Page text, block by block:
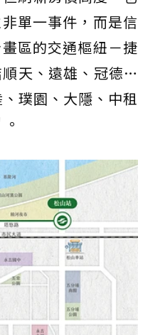
單一事件，而是信
區的交通樞紐－捷
順天、遠雄、冠德…
璞園、大隱、中租